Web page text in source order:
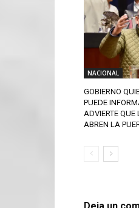
NACIONAL
GOBIERNO
PUEDE
ADVIERTE QUE
ABREN LA